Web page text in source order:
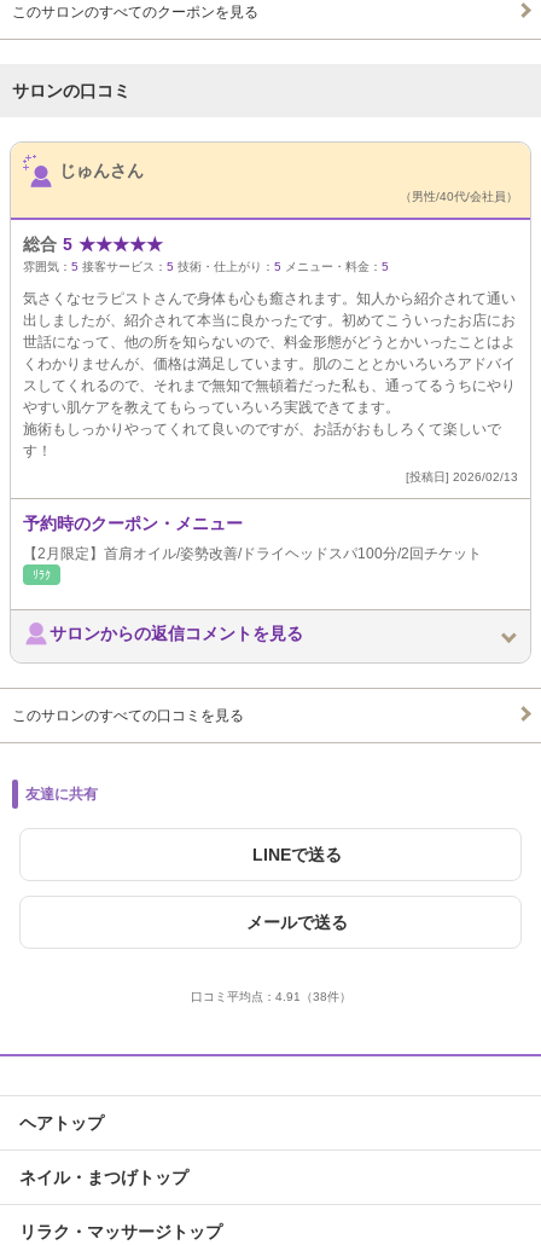
このサロンのすべてのクーポンを見る
サロンの口コミ
サロンPick Up
じゅんさん
（男性/40代/会社員）
総合 5 ★★★★★
雰囲気： 5 接客サービス： 5 技術・仕上がり： 5 メニュー・料金： 5
気さくなセラピストさんで身体も心も癒されます。知人から紹介されて通い
出しましたが、紹介されて本当に良かったです。初めてこういったお店にお
世話になって、他の所を知らないので、料金形態がどうとかいったことはよ
くわかりませんが、価格は満足しています。肌のこととかいろいろアドバイ
スしてくれるので、それまで無知で無頓着だった私も、通ってるうちにやり
やすい肌ケアを教えてもらっていろいろ実践できてます。
施術もしっかりやってくれて良いのですが、お話がおもしろくて楽しいで
す！
[投稿日] 2026/02/13
予約時のクーポン・メニュー
【2月限定】首肩オイル/姿勢改善/ドライヘッドスパ100分/2回チケット
ﾘﾗｸ
サロンからの返信コメントを見る
このサロンのすべての口コミを見る
友達に共有
LINEで送る
メールで送る
口コミ平均点： 4.91 （38件）
ヘアトップ
ネイル・まつげトップ
リラク・マッサージトップ